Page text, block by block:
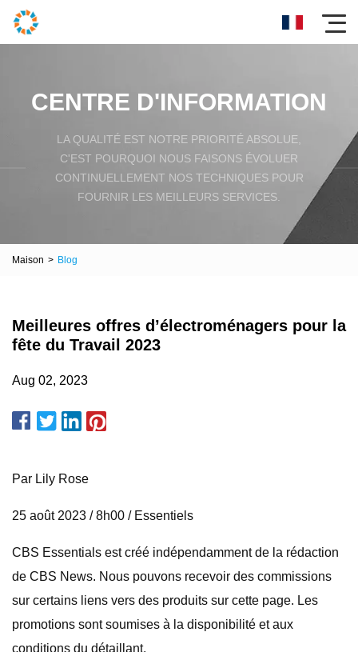
CENTRE D'INFORMATION
LA QUALITÉ EST NOTRE PRIORITÉ ABSOLUE,
C'EST POURQUOI NOUS FAISONS ÉVOLUER
CONTINUELLEMENT NOS TECHNIQUES POUR
FOURNIR LES MEILLEURS SERVICES.
Maison > Blog
Meilleures offres d’électroménagers pour la
fête du Travail 2023
Aug 02, 2023
Par Lily Rose
25 août 2023 / 8h00 / Essentiels
CBS Essentials est créé indépendamment de la rédaction
de CBS News. Nous pouvons recevoir des commissions
sur certains liens vers des produits sur cette page. Les
promotions sont soumises à la disponibilité et aux
conditions du détaillant.